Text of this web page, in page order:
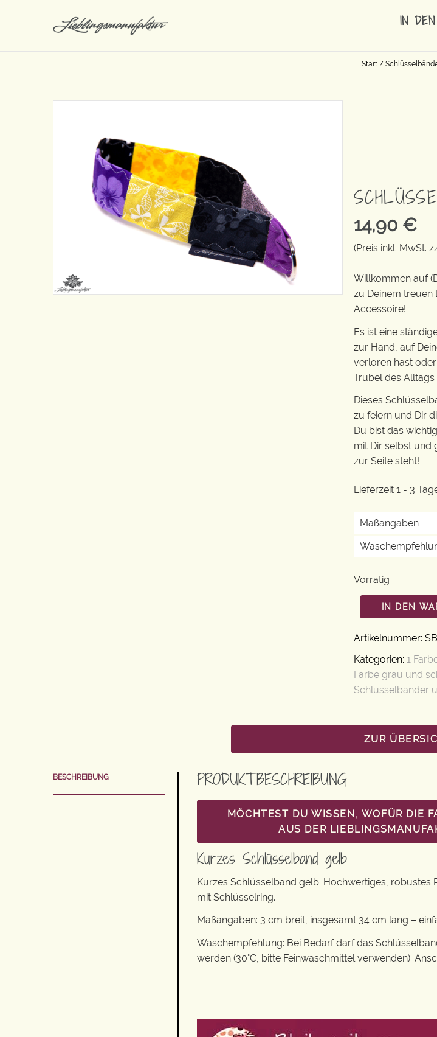
IN
Start /
14,90 €
(Preis inkl. MwSt.
Willkommen auf
zu Deinem treuen
Accessoire!
Es ist eine
zur Hand, auf
verloren hast
Trubel des
Dieses
zu feiern und Dir
Du bist das
mit Dir selbst und
zur Seite steht!
Lieferzeit 1 - 3
Maßangaben
Vorrätig
IN DEN
Artikelnummer:
Kategorien: 1
Farbe grau und
Schlüsselbänder
ZUR
BESCHREIBUNG PRODUKTBESCHREIBUNG
MÖCHTEST DU WISSEN, WOFÜR DIE
AUS DER
Kurzes Schlüsselband gelb
Kurzes Schlüsselband gelb: Hochwertiges,
mit Schlüsselring.
Maßangaben: 3 cm breit, insgesamt 34 cm lang –
Waschempfehlung: Bei Bedarf darf das
werden (30°C, bitte Feinwaschmittel verwenden).